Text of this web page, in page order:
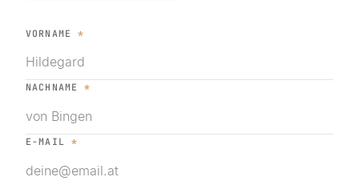
VORNAME*
NACHNAME*
E-MAIL*